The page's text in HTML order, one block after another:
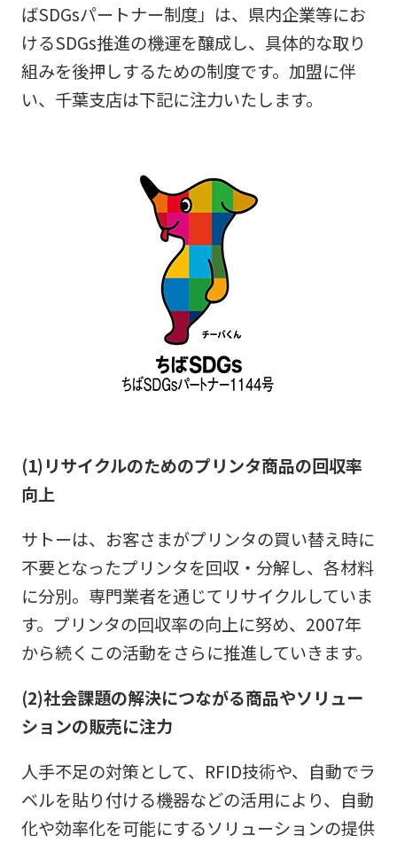
ばSDGsパートナー制度」は、県内企業等にお
けるSDGs推進の機運を醸成し、具体的な取り
組みを後押しするための制度です。加盟に伴
い、千葉支店は下記に注力いたします。
(1)リサイクルのためのプリンタ商品の回収率
向上
サトーは、お客さまがプリンタの買い替え時に
不要となったプリンタを回収・分解し、各材料
に分別。専門業者を通じてリサイクルしていま
す。プリンタの回収率の向上に努め、2007年
から続くこの活動をさらに推進していきます。
(2)社会課題の解決につながる商品やソリュー
ションの販売に注力
人手不足の対策として、RFID技術や、自動でラ
ベルを貼り付ける機器などの活用により、自動
化や効率化を可能にするソリューションの提供